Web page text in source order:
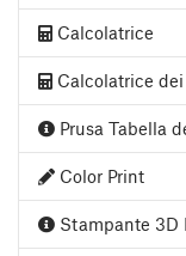
Calcolatrice
Calcolatrice
Prusa Tabella
Color Print
Stampante 3D